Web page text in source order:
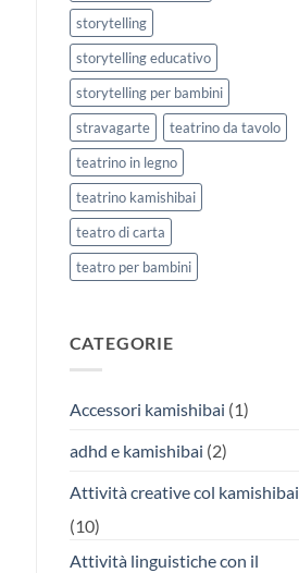
storytelling
storytelling educativo
storytelling per bambini
stravagarte
teatrino da tavolo
teatrino in legno
teatrino kamishibai
teatro di carta
teatro per bambini
CATEGORIE
Accessori kamishibai (1)
adhd e kamishibai (2)
Attività creative col kamishibai
(10)
Attività linguistiche con il